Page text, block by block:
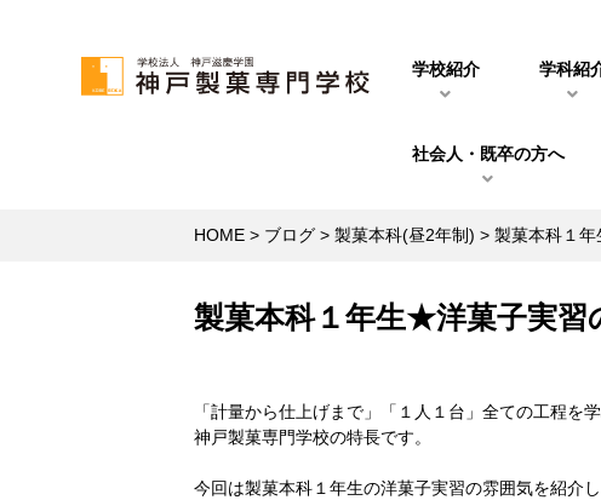
学校紹介 学科紹
社会人・既卒の方へ
HOME > ブログ >製菓本科(昼2年制) >製菓本科１
製菓本科１年生★洋菓子実習
「計量から仕上げまで」「１人１台」全ての工程を
神戸製菓専門学校の特長です。
今回は製菓本科１年生の洋菓子実習の雰囲気を紹介し